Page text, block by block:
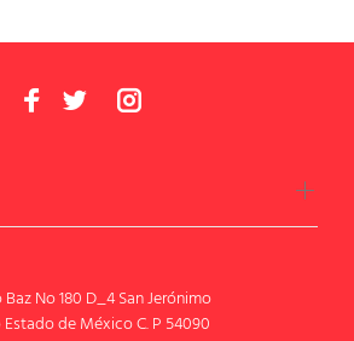
No 180 D_4 San Jerónimo
de México C. P 54090